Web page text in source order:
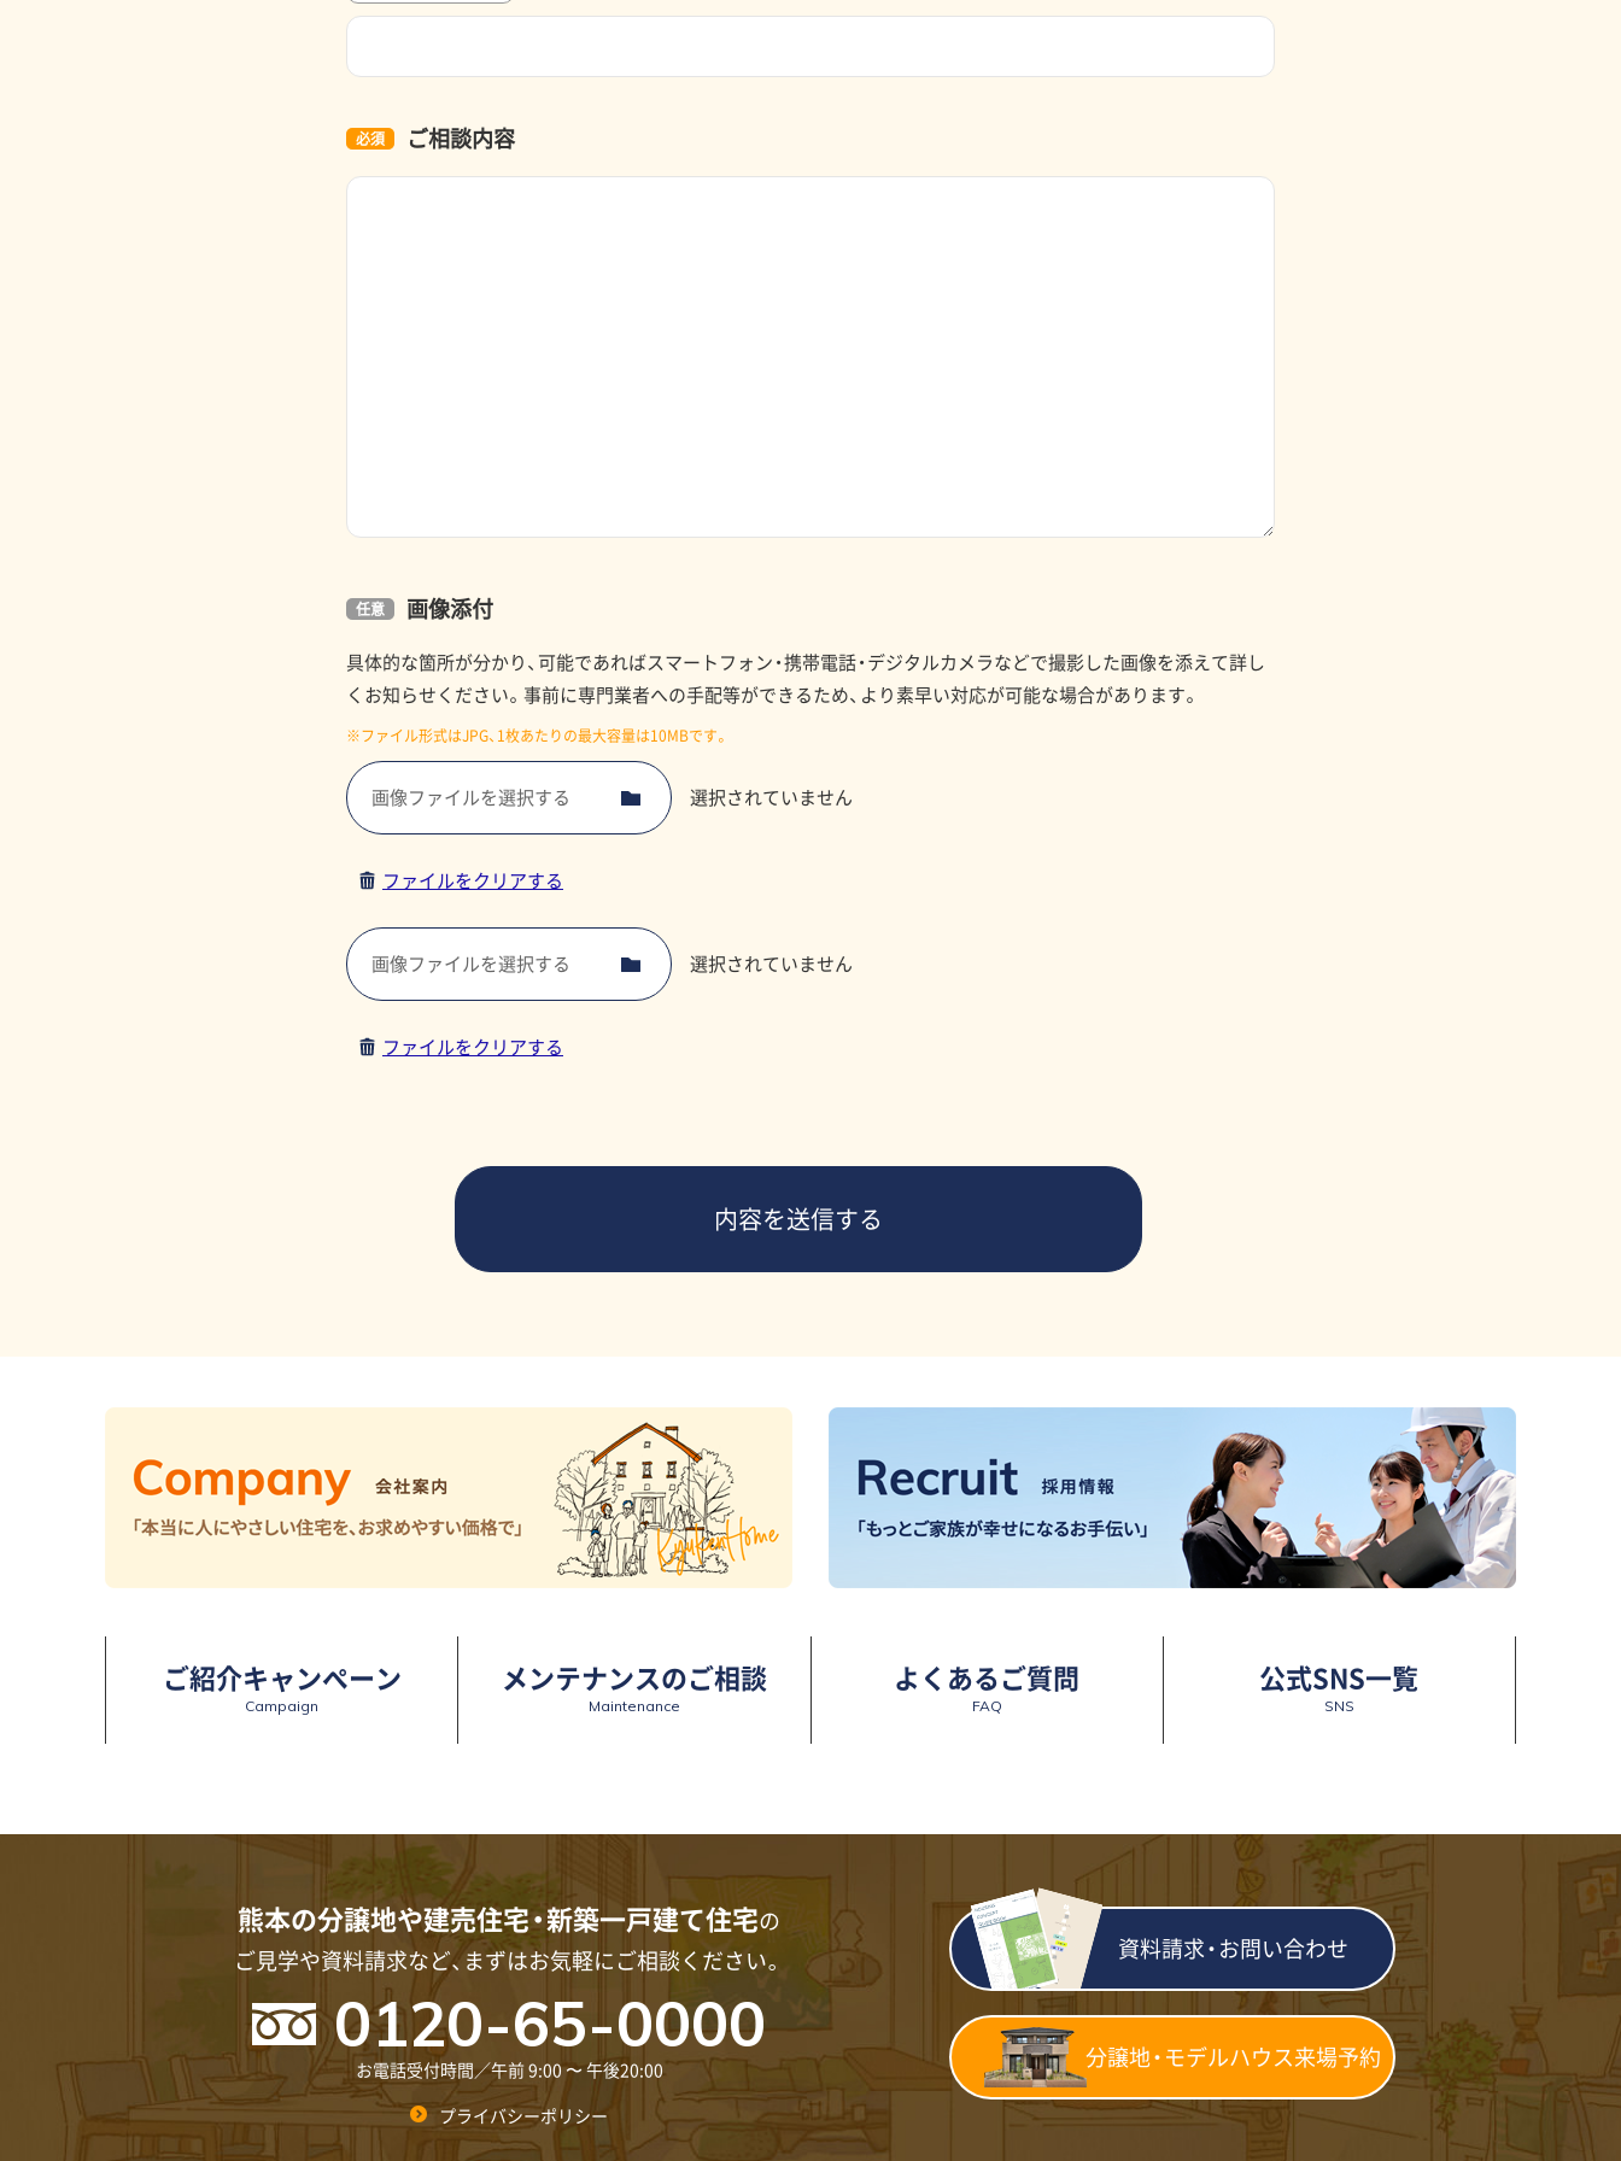
ご相談内容
画像添付
具体的な箇所が分かり、可能であればスマートフォン・携帯電話・デジタルカメラなどで撮影した画像を添えて詳し
くお知らせください。事前に専門業者への手配等ができるため、より素早い対応が可能な場合があります。
※ファイル形式はJPG、1枚あたりの最大容量は10MBです。
画像ファイルを選択する
画像ファイルを選択する
ご紹介キャンペーン
Campaign
メンテナンスのご相談
Maintenance
よくあるご質問
FAQ
公式SNS一覧
SNS
熊本の分譲地や建売住宅・新築一戸建て住宅の
ご見学や資料請求など、まずはお気軽にご相談ください。
0120-65-0000
お電話受付時間／午前 9:00 〜 午後20:00
プライバシーポリシー
資料請求・お問い合わせ
分譲地・モデルハウス来場予約